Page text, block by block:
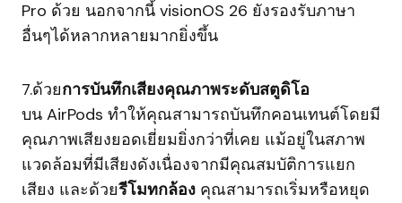
Pro ด้วย นอกจากนี้ visionOS 26 ยังรองรับภาษา
อื่นๆได้หลากหลายมากยิ่งขึ้น
7.ด้วยการบันทึกเสียงคุณภาพระดับสตูดิโอ
บน AirPods ทำให้คุณสามารถบันทึกคอนเทนต์โดยมี
คุณภาพเสียงยอดเยี่ยมยิ่งกว่าที่เคย แม้อยู่ในสภาพ
แวดล้อมที่มีเสียงดังเนื่องจากมีคุณสมบัติการแยก
เสียง และด้วยรีโมทกล้อง คุณสามารถเริ่มหรือหยุด